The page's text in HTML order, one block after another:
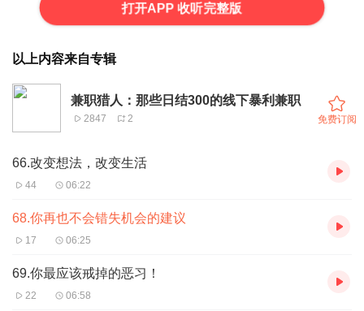
打开APP 收听完整版
以上内容来自专辑
兼职猎人：那些日结300的线下暴利兼职
2847 2 免费订阅
66.改变想法，改变生活
44 06:22
68.你再也不会错失机会的建议
17 06:25
69.你最应该戒掉的恶习！
22 06:58